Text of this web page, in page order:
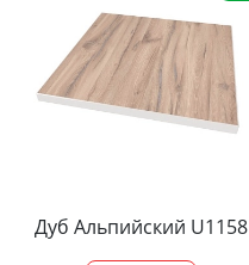
Дуб Альпийский U1158